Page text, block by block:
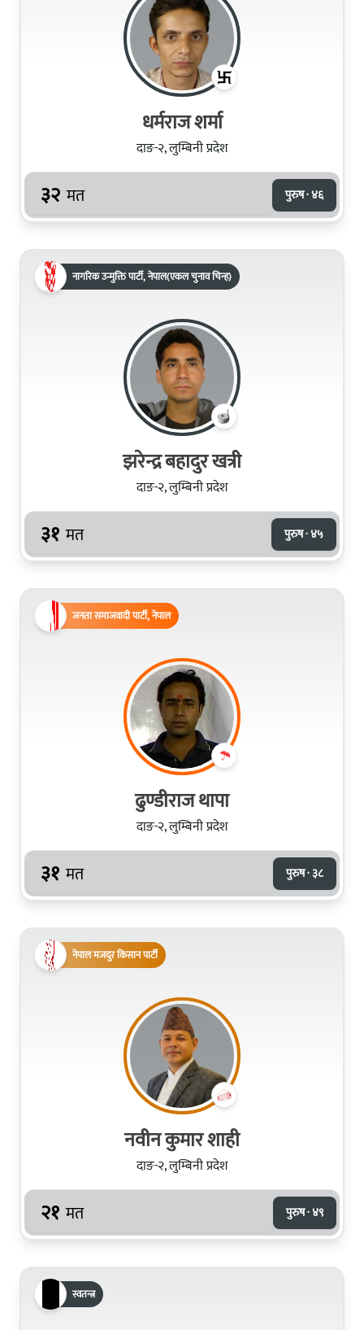
धर्मराज शर्मा
दाङ-२, लुम्बिनी प्रदेश
३२ मत पुरुष · ४६
नागरिक उन्मुक्ति पार्टी, नेपाल(एकल चुनाव चिन्ह)
झरेन्द्र बहादुर खत्री
दाङ-२, लुम्बिनी प्रदेश
३१ मत पुरुष · ४५
जनता समाजवादी पार्टी, नेपाल
ढुण्डीराज थापा
दाङ-२, लुम्बिनी प्रदेश
३१ मत पुरुष · ३८
नेपाल मजदुर किसान पार्टी
नवीन कुमार शाही
दाङ-२, लुम्बिनी प्रदेश
२१ मत पुरुष · ४९
स्वतन्त्र